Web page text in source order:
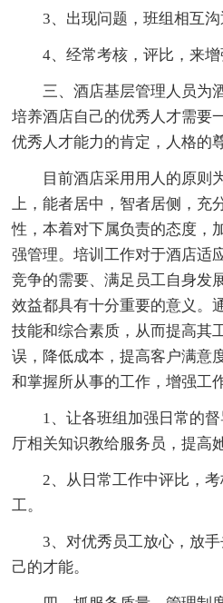
3、出现问题，班组相互沟
4、经常考核，评比，来增
三、酒店基层管理人员为
培养酒店自己的优秀人才需要
优秀人才能力的肯定，人格的
目前酒店采用用人的原则
上，能者居中，智者居侧，充
性，本着对下属负责的态度，
强管理。培训工作对于酒店适
竞争的需要、满足员工自身发
效益都具有十分重要的意义。
技能和综合素质，从而提高其
误，降低成本，提高客户满意
和掌握所从事的工作，增强工
1、让各班组加强日常的
厅相关知识教给服务员，提高
2、从日常工作中评比，
工。
3、对优秀员工放心，放
己的才能。